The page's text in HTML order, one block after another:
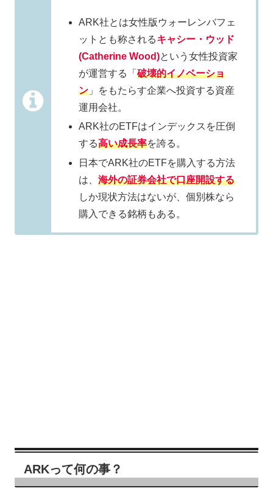
ARK社とは女性版ウォーレンバフェ
ットとも称されるキャシー・ウッド
(Catherine Wood)という女性投資家
が運営する「破壊的イノベーショ
ン 」をもたらす企業へ投資する資産
運用会社。
ARK社のETFはインデックスを圧倒
する高い成長率を誇る。
日本でARK社のETFを購入する方法
は、海外の証券会社で口座開設する
しか現状方法はないが、個別株なら
購入できる銘柄もある。
ARKって何の事？